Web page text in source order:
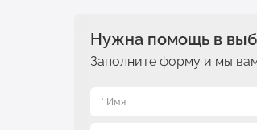
Нужна помощь в
Заполните форму и мы